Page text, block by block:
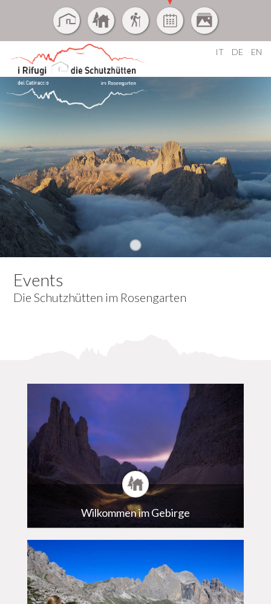
IT DE EN
Events
Die Schutzhütten im Rosengarten
Wilkommen im Gebirge